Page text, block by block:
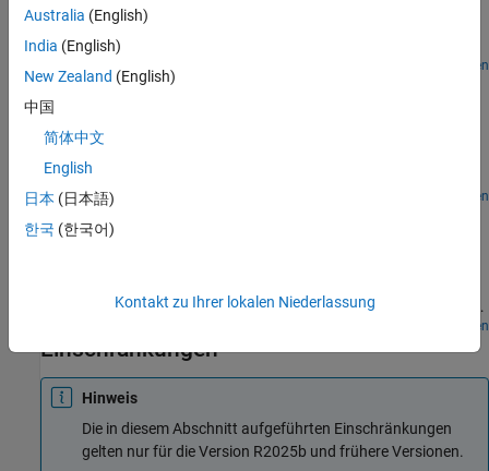
Subsystems and what semantics are used when simulating these
subsystems. Each example provides a description of the model
and the subtleties governing how the model is executed.
Live Script öffnen
If-Then-Else-Blöcke
In diesem Beispiel sind die Auswirkungen der Eingabe einer
Sinuswelle in If Action Subsystem-Blöcke dargestellt. Dies soll die
Enabled Subsystem-Block veranschaulichen.
Modell öffnen
enabled using the 'If' block. The dot-dashed lines from the 'If' block
produces a plot of any of the selected variables (versus time).
Modell öffnen
Einschränkungen
Hinweis
Die in diesem Abschnitt aufgeführten Einschränkungen
gelten nur für die Version R2025b und frühere Versionen.
Australia (English)
India (English)
New Zealand (English)
中国
简体中文
English
日本 (日本語)
한국 (한국어)
Kontakt zu Ihrer lokalen Niederlassung